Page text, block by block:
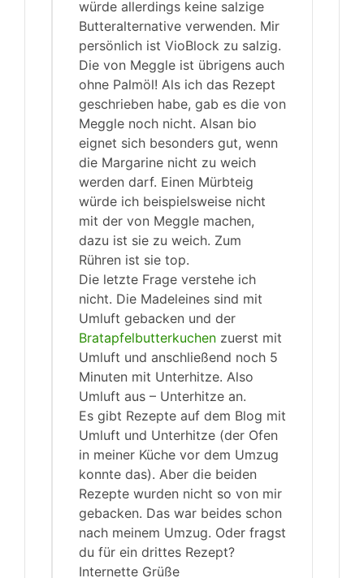
würde allerdings keine salzige
Butteralternative verwenden. Mir
persönlich ist VioBlock zu salzig.
Die von Meggle ist übrigens auch
ohne Palmöl! Als ich das Rezept
geschrieben habe, gab es die von
Meggle noch nicht. Alsan bio
eignet sich besonders gut, wenn
die Margarine nicht zu weich
werden darf. Einen Mürbteig
würde ich beispielsweise nicht
mit der von Meggle machen,
dazu ist sie zu weich. Zum
Rühren ist sie top.
Die letzte Frage verstehe ich
nicht. Die Madeleines sind mit
Umluft gebacken und der
Bratapfelbutterkuchen zuerst mit
Umluft und anschließend noch 5
Minuten mit Unterhitze. Also
Umluft aus – Unterhitze an.
Es gibt Rezepte auf dem Blog mit
Umluft und Unterhitze (der Ofen
in meiner Küche vor dem Umzug
konnte das). Aber die beiden
Rezepte wurden nicht so von mir
gebacken. Das war beides schon
nach meinem Umzug. Oder fragst
du für ein drittes Rezept?
Internette Grüße